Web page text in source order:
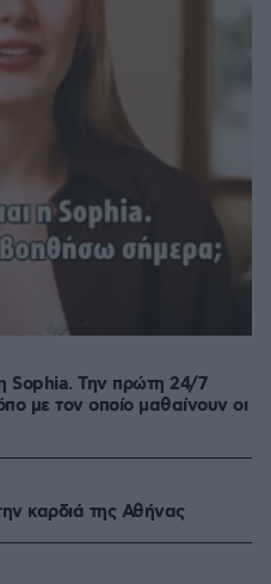
Sophia. Την πρώτη 24/7
με τον οποίο μαθαίνουν οι
καρδιά της Αθήνας